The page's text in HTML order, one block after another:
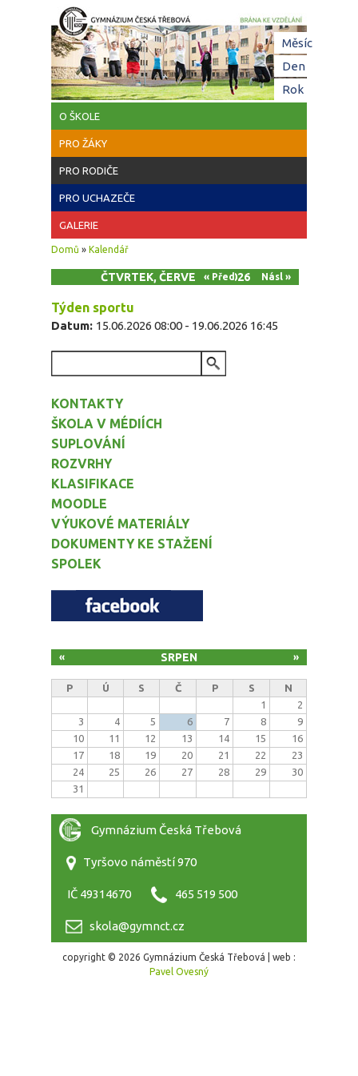
Přejít k hlavnímu obsahu
O ŠKOLE
PRO ŽÁKY
PRO RODIČE
PRO UCHAZEČE
GALERIE
Jste zde
Domů » Kalendář
ČTVRTEK, ČERVEN 18, 2026
« Před Násl »
Týden sportu
Datum: 15.06.2026 08:00 - 19.06.2026 16:45
KONTAKTY
ŠKOLA V MÉDIÍCH
SUPLOVÁNÍ
ROZVRHY
KLASIFIKACE
MOODLE
VÝUKOVÉ MATERIÁLY
DOKUMENTY KE STAŽENÍ
SPOLEK
SRPEN
« »
P Ú S Č P S
N
1
2
3
4 5 6 7 8
9
10
11 12 13 14 15
16
17
18 19 20 21 22
23
24
25 26 27 28 29
30
31
Gymnázium Česká Třebová
Tyršovo náměstí 970
IČ 49314670 465 519 500
skola@gymnct.cz
copyright © 2026 Gymnázium Česká Třebová | web :
Pavel Ovesný
Měsíc
Den(aktivní
Rok